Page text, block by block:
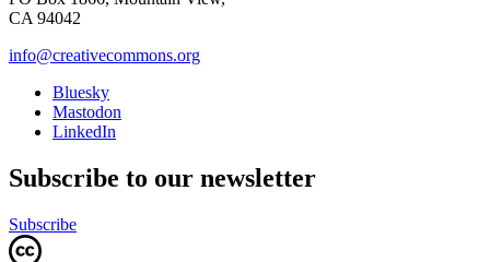
CA 94042
info@creativecommons.org
Bluesky
Mastodon
LinkedIn
Subscribe to our newsletter
Subscribe